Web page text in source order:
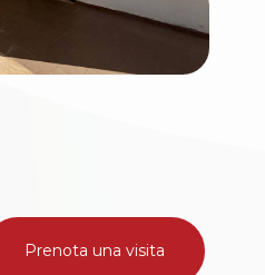
Prenota una visita